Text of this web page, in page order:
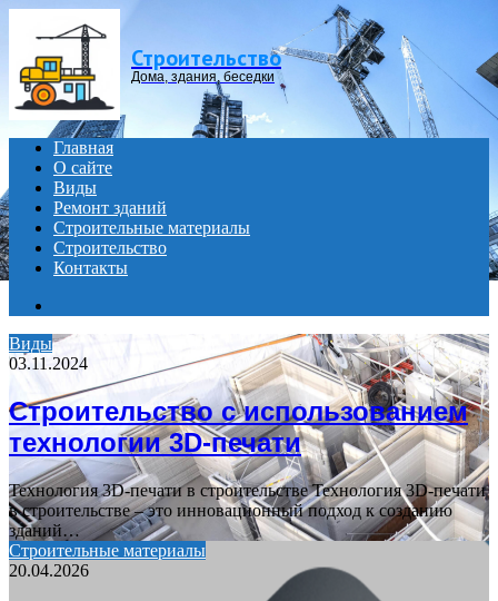
Строительство
Дома, здания, беседки
Главная
О сайте
Виды
Ремонт зданий
Строительные материалы
Строительство
Контакты
Виды
03.11.2024
Строительство с использованием
технологии 3D-печати
Технология 3D-печати в строительстве Технология 3D-печати
в строительстве – это инновационный подход к созданию
зданий…
Строительные материалы
20.04.2026